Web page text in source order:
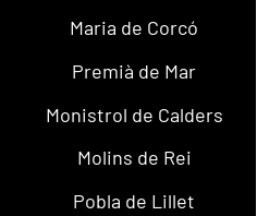
Maria de Corcó
Premià de Mar
Monistrol de Calders
Molins de Rei
Pobla de Lillet